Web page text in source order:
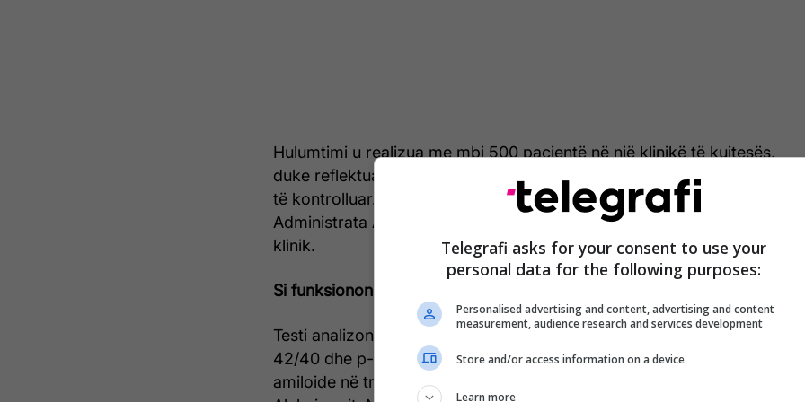
Hulumtimi u realizua me mbi 500 pacientë në një klinikë të kujtesës,
duke reflektuar të dhëna nga jeta reale dhe jo vetëm nga laboratorë
të kontrolluar. Ky test tashmë ka marrë miratimin edhe nga
Administrata Amerikane e Ushqimit dhe Barnave (FDA) për përdorim
klinik.
Si funksionon testi?
Testi analizon dy proteina kyçe në plazmën e gjakut - amyloid beta
42/40 dhe p-tau217, të cilat lidhen me akumulimin e pllakave
amiloide në tru, një nga shenjat kryesore të sëmundjes së
Telegrafi asks for your consent to use your
personal data for the following purposes:
Personalised advertising and content, advertising and content
measurement, audience research and services development
Store and/or access information on a device
Learn more